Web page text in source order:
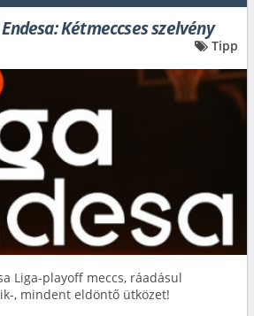
Kétmeccses szelvény
Liga-playoff meccs, ráadásul
, mindent eldöntő ütközet!
Tipp